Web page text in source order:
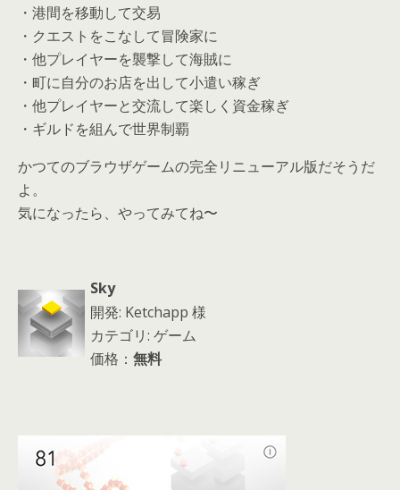
・港間を移動して交易
・クエストをこなして冒険家に
・他プレイヤーを襲撃して海賊に
・町に自分のお店を出して小遣い稼ぎ
・他プレイヤーと交流して楽しく資金稼ぎ
・ギルドを組んで世界制覇
かつてのブラウザゲームの完全リニューアル版だそうだ
よ。
気になったら、やってみてね〜
Sky
開発: Ketchapp 様
カテゴリ: ゲーム
価格： 無料